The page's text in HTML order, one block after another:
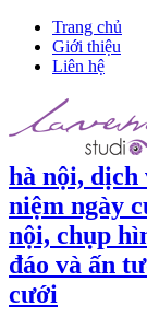
Trang chủ
Giới thiệu
Liên hệ
hà nội, dịch
niệm ngày
nội, chụp
đáo và ấn
cưới